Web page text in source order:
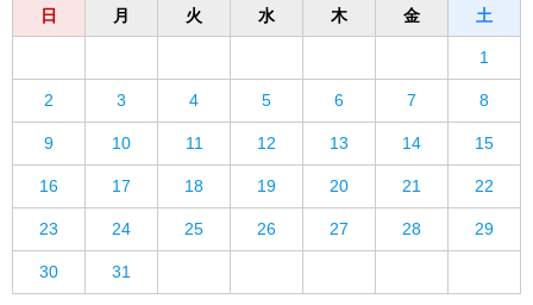
日 月 火 水 木 金 土
1
2 3 4 5 6 7 8
9 10 11 12 13 14 15
16 17 18 19 20 21 22
23 24 25 26 27 28 29
30 31